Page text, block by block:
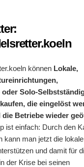
können Lokale,
Solo-
die eingelöst
die Betriebe wieder
ist einfach: Durch den
kann man jetzt die
und damit für
der Krise bei seinen